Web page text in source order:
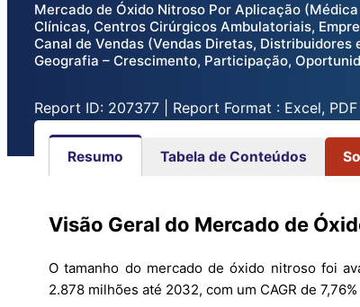
Mercado de Óxido Nitroso Por Aplicação
Clínicas, Centros Cirúrgicos Ambulatoriais,
Canal de Vendas (Vendas Diretas,
Geografia – Crescimento, Participação,
Report ID: 207377 | Report Format : Excel, PDF
Resumo Tabela de Conteúdos
Visão Geral do Mercado de
O tamanho do mercado de óxido nitroso foi
2.878 milhões até 2032, com um CAGR de